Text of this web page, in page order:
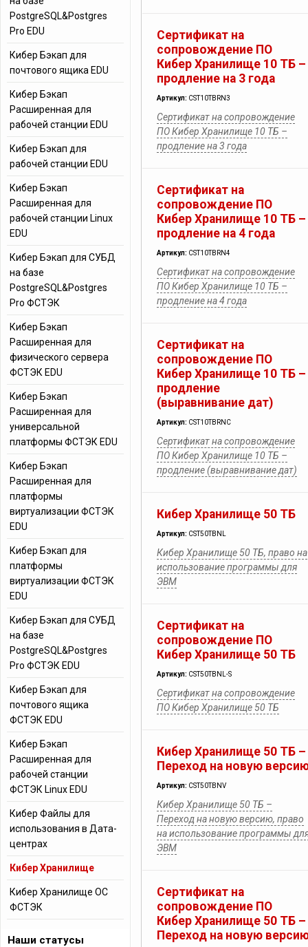
Сертификат на
сопровождение ПО
Кибер Хранилище 10 ТБ –
продление на 3 года
Артикул: CST10TBRN3
Сертификат на сопровождение
ПО Кибер Хранилище 10 ТБ –
продление на 3 года
Сертификат на
сопровождение ПО
Кибер Хранилище 10 ТБ –
продление на 4 года
Артикул: CST10TBRN4
Сертификат на сопровождение
ПО Кибер Хранилище 10 ТБ –
продление на 4 года
Сертификат на
сопровождение ПО
Кибер Хранилище 10 ТБ –
продление
(выравнивание дат)
Артикул: CST10TBRNC
Сертификат на сопровождение
ПО Кибер Хранилище 10 ТБ –
продление (выравнивание дат)
Кибер Хранилище 50 ТБ
Артикул: CST50TBNL
Кибер Хранилище 50 ТБ, право на
использование программы для
ЭВМ
Сертификат на
сопровождение ПО
Кибер Хранилище 50 ТБ
Артикул: CST50TBNL-S
Сертификат на сопровождение
ПО Кибер Хранилище 50 ТБ
Кибер Хранилище 50 ТБ –
Переход на новую
Артикул: CST50TBNV
Кибер Хранилище 50 ТБ –
Переход на новую версию, право
на использование программы
ЭВМ
Сертификат на
сопровождение ПО
Кибер Хранилище 50 ТБ –
Переход на новую
PostgreSQL&Postgres
Pro EDU
Кибер Бэкап для
почтового ящика EDU
Кибер Бэкап
Расширенная для
рабочей станции EDU
Кибер Бэкап для
рабочей станции EDU
Кибер Бэкап
Расширенная для
рабочей станции Linux
EDU
Кибер Бэкап для СУБД
на базе
PostgreSQL&Postgres
Pro ФСТЭК
Кибер Бэкап
Расширенная для
физического сервера
ФСТЭК EDU
Кибер Бэкап
Расширенная для
универсальной
платформы ФСТЭК EDU
Кибер Бэкап
Расширенная для
платформы
виртуализации ФСТЭК
EDU
Кибер Бэкап для
платформы
виртуализации ФСТЭК
EDU
Кибер Бэкап для СУБД
на базе
PostgreSQL&Postgres
Pro ФСТЭК EDU
Кибер Бэкап для
почтового ящика
ФСТЭК EDU
Кибер Бэкап
Расширенная для
рабочей станции
ФСТЭК Linux EDU
Кибер Файлы для
использования в Дата-
центрах
Кибер Хранилище
Кибер Хранилище ОС
ФСТЭК
Наши статусы